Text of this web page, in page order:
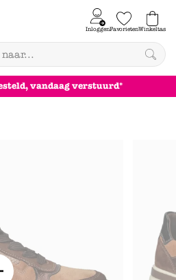
InloggenFavorietenWinkeltas
0
verstuurd*